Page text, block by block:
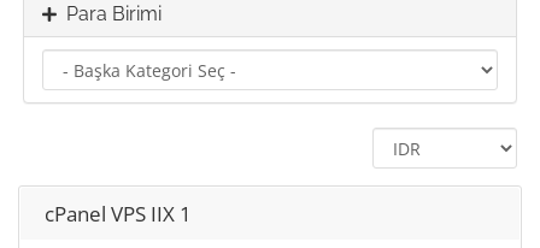
Para Birimi
cPanel VPS IIX 1